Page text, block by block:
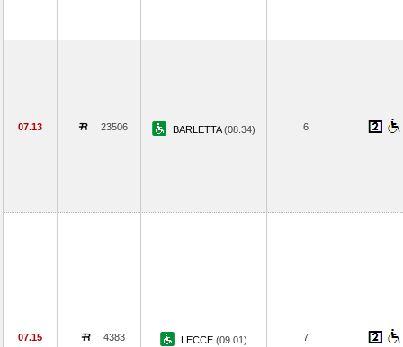
07.13 23506 BARLETTA(08.34) 6
07.15 4383 LECCE (09.01) 7